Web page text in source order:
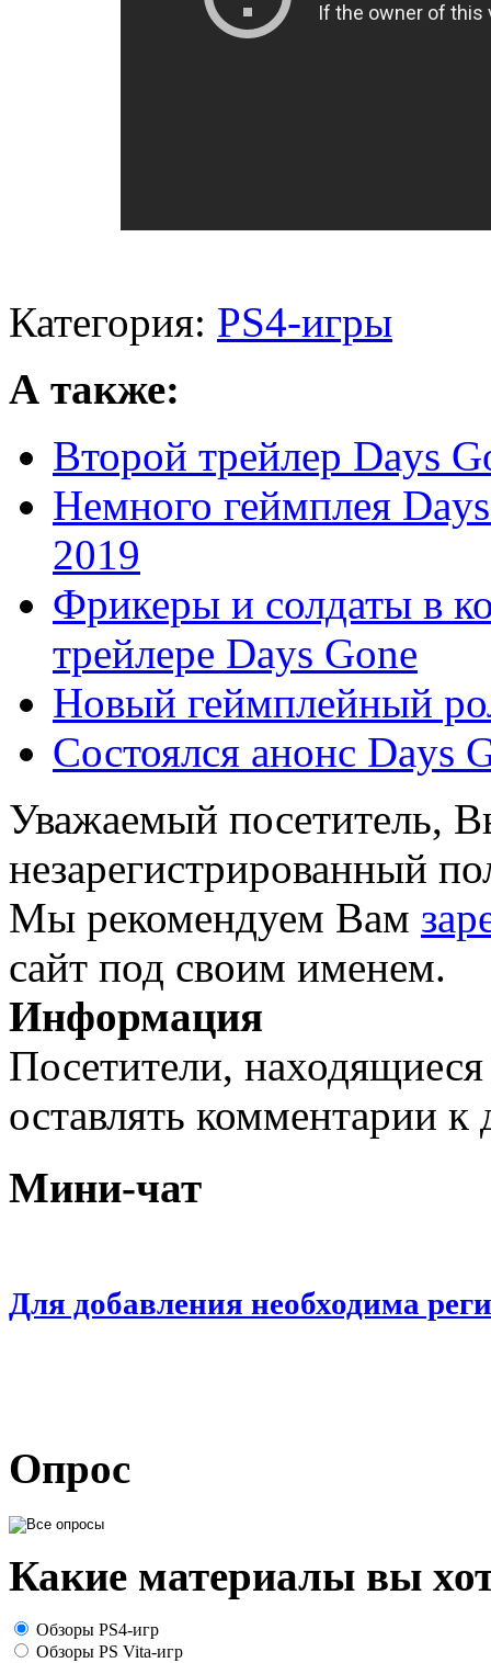
Категория: PS4-игры
А также:
Второй трейлер Days
Немного геймплея
2019
Фрикеры и солдаты в
трейлере Days Gone
Новый геймплейный
Состоялся анонс Days
Уважаемый посетитель,
незарегистрированный
Мы рекомендуем Вам
сайт под своим именем.
Информация
Посетители,
оставлять комментарии
Мини-чат
Для добавления необходима
Опрос
Какие материалы вы
Обзоры PS4-игр
Обзоры PS Vita-игр